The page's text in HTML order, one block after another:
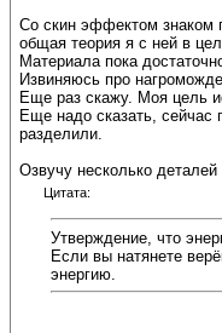
Со скин эффектом знаком
общая теория я с ней в
Материала пока
Извиняюсь про
Еще раз скажу. Моя цель
Еще надо сказать, сейчас
разделили.
Озвучу несколько деталей
Цитата:
Утверждение, что
Если вы натянете
энергию.